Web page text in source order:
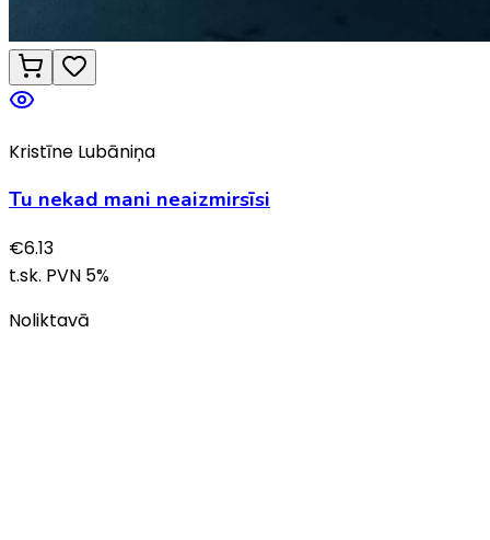
Kristīne Lubāniņa
Tu nekad mani neaizmirsīsi
€6.13
t.sk. PVN 5%
Noliktavā